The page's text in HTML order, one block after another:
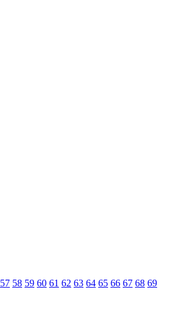
57 58 59 60 61 62 63 64 65 66 67 68 69